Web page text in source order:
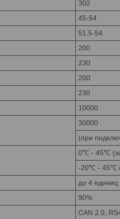
302
45-54
51.5-54
200
230
200
230
10000
30000
(при
0℃ - 45℃
-20℃ - 45℃
до 4 единиц
90%
CAN 2.0,